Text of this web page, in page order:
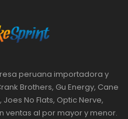
peruana importadora y
Brothers, Gu Energy, Cane
No Flats, Optic Nerve,
ventas al por mayor y menor.